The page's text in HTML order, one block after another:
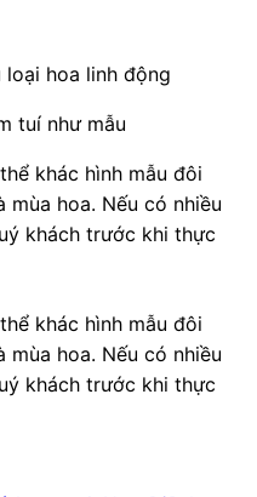
loại hoa linh động
tuí như mẫu
khác hình mẫu đôi
hoa. Nếu có nhiều
khách trước khi thực
khác hình mẫu đôi
hoa. Nếu có nhiều
khách trước khi thực